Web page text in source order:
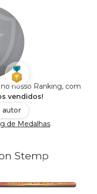
nosso Ranking, com
vendidos!
autor
de Medalhas
Stemp